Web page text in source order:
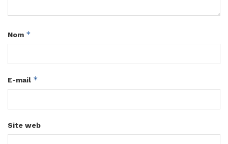
Nom *
E-mail *
Site web